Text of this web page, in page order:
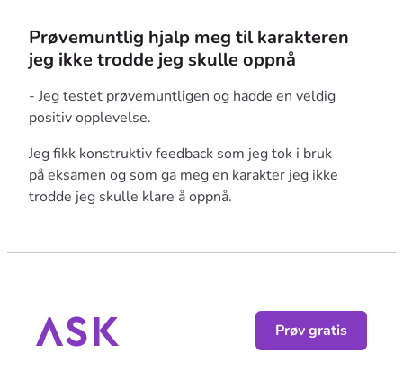
Prøvemuntlig hjalp meg til karakteren
jeg ikke trodde jeg skulle oppnå
- Jeg testet prøvemuntligen og hadde en veldig
positiv opplevelse.
Jeg fikk konstruktiv feedback som jeg tok i bruk
på eksamen og som ga meg en karakter jeg ikke
trodde jeg skulle klare å oppnå.
Prøv gratis